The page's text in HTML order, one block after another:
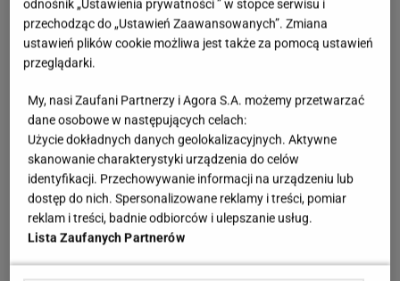
odnośnik „Ustawienia prywatności ” w stopce serwisu i
przechodząc do „Ustawień Zaawansowanych”. Zmiana
ustawień plików cookie możliwa jest także za pomocą ustawień
przeglądarki.
My, nasi Zaufani Partnerzy i Agora S.A. możemy przetwarzać
dane osobowe w następujących celach:
Użycie dokładnych danych geolokalizacyjnych. Aktywne
skanowanie charakterystyki urządzenia do celów
identyfikacji. Przechowywanie informacji na urządzeniu lub
dostęp do nich. Spersonalizowane reklamy i treści, pomiar
reklam i treści, badnie odbiorców i ulepszanie usług.
Lista Zaufanych Partnerów